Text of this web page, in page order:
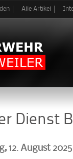
Alle Artikel
Dienst
12. August